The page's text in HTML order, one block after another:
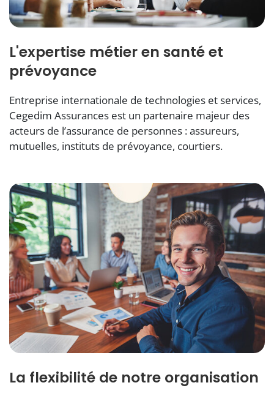
L'expertise métier en santé et
prévoyance
Entreprise internationale de technologies et services,
Cegedim Assurances est un partenaire majeur des
acteurs de l’assurance de personnes : assureurs,
mutuelles, instituts de prévoyance, courtiers.
La flexibilité de notre organisation